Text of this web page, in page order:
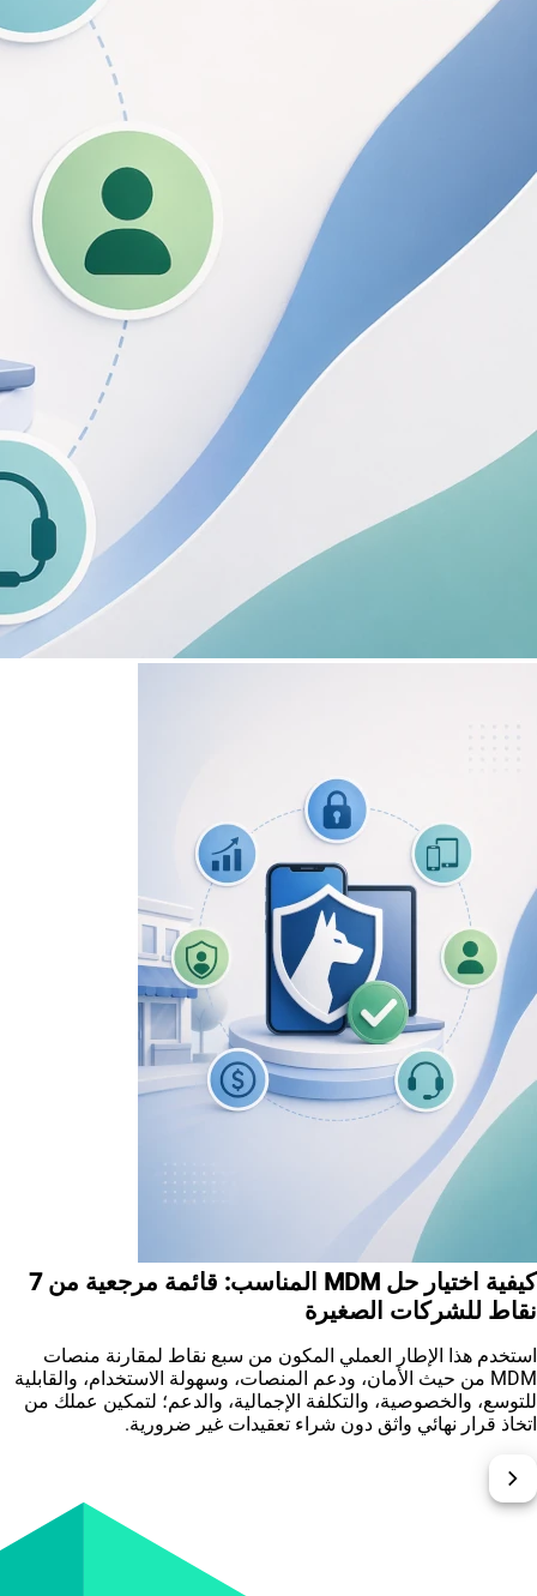
كيفية اختيار حل MDM المناسب: قائمة مرجعية من 7
نقاط للشركات الصغيرة
استخدم هذا الإطار العملي المكون من سبع نقاط لمقارنة منصات
MDM من حيث الأمان، ودعم المنصات، وسهولة الاستخدام، والقابلية
للتوسع، والخصوصية، والتكلفة الإجمالية، والدعم؛ لتمكين عملك من
اتخاذ قرار نهائي واثق دون شراء تعقيدات غير ضرورية.
chevron_right